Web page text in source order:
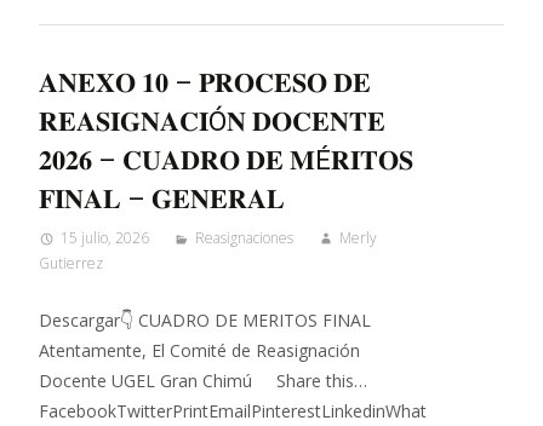
𝐀𝐍𝐄𝐗𝐎 𝟏𝟎 – 𝐏𝐑𝐎𝐂𝐄𝐒𝐎 𝐃𝐄
𝐑𝐄𝐀𝐒𝐈𝐆𝐍𝐀𝐂𝐈Ó𝐍 𝐃𝐎𝐂𝐄𝐍𝐓𝐄
𝟐𝟎𝟐𝟔 – 𝐂𝐔𝐀𝐃𝐑𝐎 𝐃𝐄 𝐌É𝐑𝐈𝐓𝐎𝐒
𝐅𝐈𝐍𝐀𝐋 – 𝐆𝐄𝐍𝐄𝐑𝐀𝐋
15 julio, 2026 Reasignaciones
Merly
Gutierrez
Descargar👇 CUADRO DE MERITOS FINAL
Atentamente, El Comité de Reasignación
Docente UGEL Gran Chimú Share this…
FacebookTwitterPrintEmailPinterestLinkedinWhat